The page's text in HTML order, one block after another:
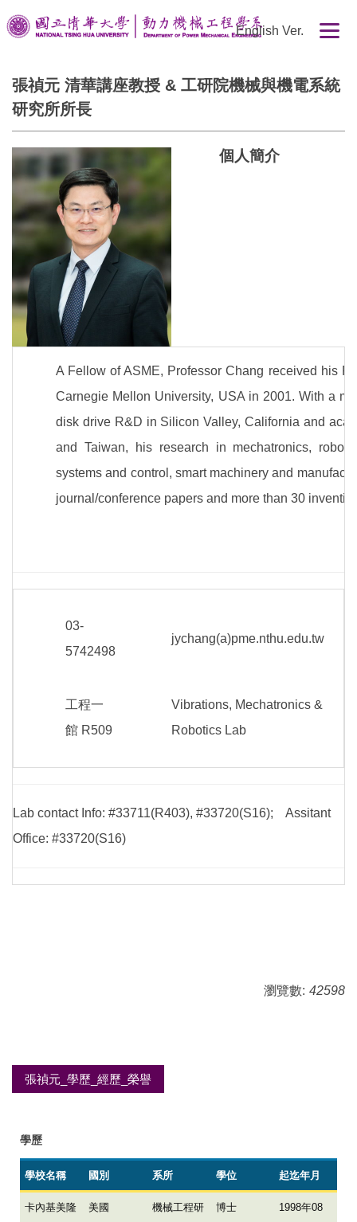
跳
到
內
容
English Ver.
張禎元 清華講座教授 & 工研院機械與機電系統
研究所所長
個人簡介
A Fellow of ASME, Professor Chang received his
Carnegie Mellon University, USA in 2001. With a
disk drive R&D in Silicon Valley, California and
and Taiwan, his research in mechatronics,
systems and control, smart machinery and
journal/conference papers and more than 30
03-
5742498
jychang(a)pme.nthu.edu.tw
工程一
館 R509
Vibrations, Mechatronics &
Robotics Lab
Lab contact Info: #33711(R403), #33720(S16); Assitant
Office: #33720(S16)
瀏覽數: 42598
張禎元_學歷_經歷_榮譽
學歷
學校名稱 國別 系所 學位 起迄年月
卡內基美隆
美國
機械工程研
博士
1998年08